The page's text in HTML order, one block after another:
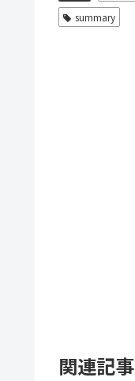
summary
関連記事